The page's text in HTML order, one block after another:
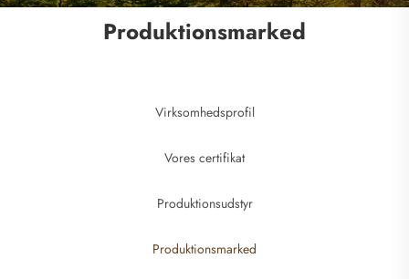
Produktionsmarked
Virksomhedsprofil
Vores certifikat
Produktionsudstyr
Produktionsmarked